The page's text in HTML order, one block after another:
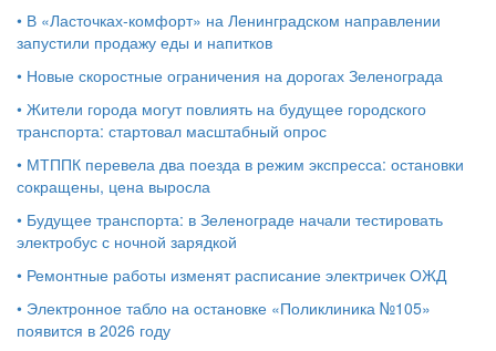
• В «Ласточках‑комфорт» на Ленинградском направлении
запустили продажу еды и напитков
• Новые скоростные ограничения на дорогах Зеленограда
• Жители города могут повлиять на будущее городского
транспорта: стартовал масштабный опрос
• МТППК перевела два поезда в режим экспресса: остановки
сокращены, цена выросла
• Будущее транспорта: в Зеленограде начали тестировать
электробус с ночной зарядкой
• Ремонтные работы изменят расписание электричек ОЖД
• Электронное табло на остановке «Поликлиника №105»
появится в 2026 году